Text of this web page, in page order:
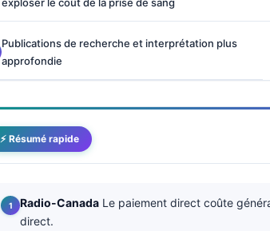
Publications de recherche et interprétation plus
approfondie
⚡ Résumé rapide
Radio-Canada Le paiement direct coûte
direct.